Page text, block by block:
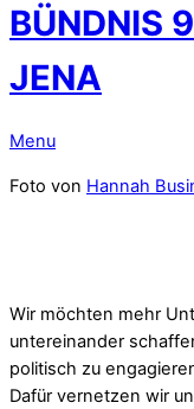
BÜNDNIS
JENA
Menu
Foto von Hannah
Wir möchten mehr
untereinander
politisch zu
Dafür vernetzen wir